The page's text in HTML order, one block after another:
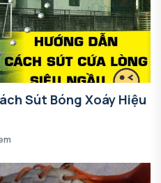
Sút Bóng Xoáy Hiệu